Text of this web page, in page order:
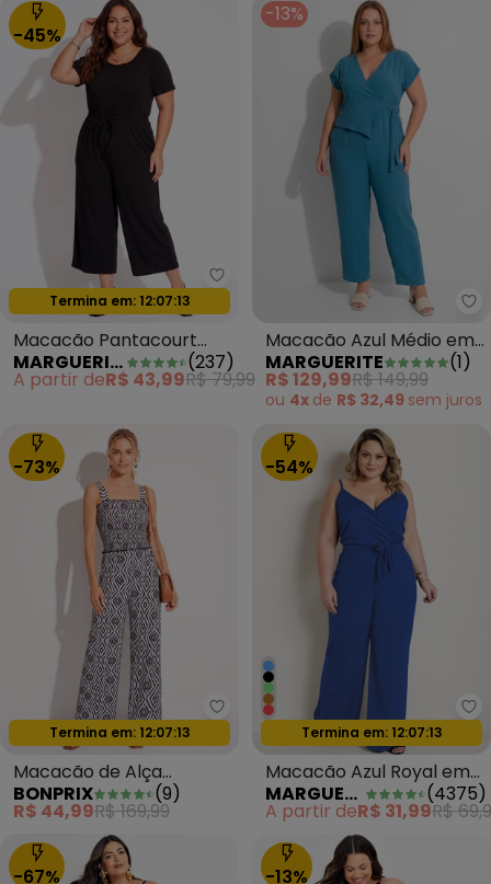
-45%
Marguerite - Macacão
Oferta relâmpago
Termina em:12:07:11
Macacão Pantacourt
Preto Ajustável Plus Size
MARGUERITE (237)
A partir deR$ 43,99R$ 79,99
-13%
Macacão Azul Médio em
Tecido Leve
MARGUERITE (1)
R$ 129,99R$ 149,99
ou 4x de R$ 32,49 sem juros
-73%
bonprix - Macacão de Alça
Oferta relâmpago
Termina em:12:07:11
Macacão de Alça
Geométrico Preto
BONPRIX (9)
R$ 44,99R$ 169,99
-54%
Oferta relâmpago
Termina em:12:07:11
Macacão Azul Royal em
Malha
MARGUERITE (4375)
A partir deR$ 31,99R$
-67% -13%